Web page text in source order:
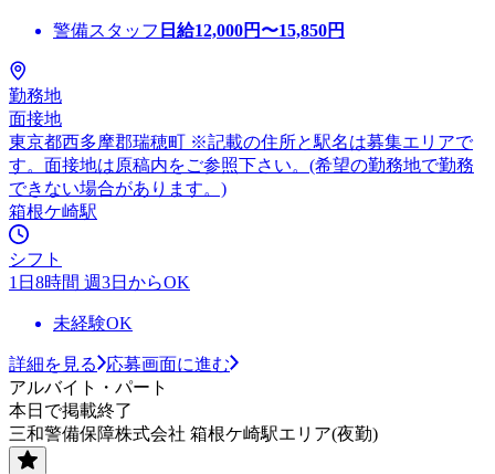
警備スタッフ 日給12,000円〜15,850円
勤務地
面接地
東京都西多摩郡瑞穂町 ※記載の住所と駅名は募集エリアで
す。面接地は原稿内をご参照下さい。(希望の勤務地で勤務
できない場合があります。)
箱根ケ崎駅
シフト
1日8時間 週3日からOK
未経験OK
詳細を見る
応募画面に進む
アルバイト・パート
本日で掲載終了
三和警備保障株式会社 箱根ケ崎駅エリア(夜勤)